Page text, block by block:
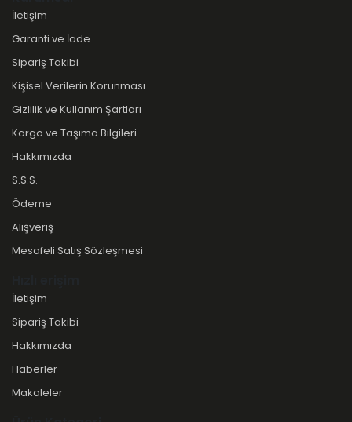
İletişim
Garanti ve İade
Sipariş Takibi
Kişisel Verilerin Korunması
Gizlilik ve Kullanım Şartları
Kargo ve Taşıma Bilgileri
Hakkımızda
S.S.S.
Ödeme
Alışveriş
Mesafeli Satış Sözleşmesi
İletişim
Sipariş Takibi
Hakkımızda
Haberler
Makaleler